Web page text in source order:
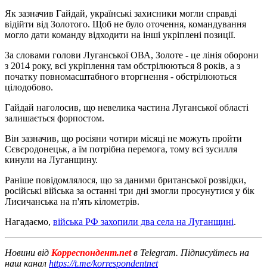
Як зазначив Гайдай, українські захисники могли справді
відійти від Золотого. Щоб не було оточення, командування
могло дати команду відходити на інші укріплені позиції.
За словами голови Луганської ОВА, Золоте - це лінія оборони
з 2014 року, всі укріплення там обстрілюються 8 років, а з
початку повномасштабного вторгнення - обстрілюються
цілодобово.
Гайдай наголосив, що невелика частина Луганської області
залишається форпостом.
Він зазначив, що росіяни чотири місяці не можуть пройти
Сєвєродонецьк, а їм потрібна перемога, тому всі зусилля
кинули на Луганщину.
Раніше повідомлялося, що за даними британської розвідки,
російські війська за останні три дні змогли просунутися у бік
Лисичанська на п'ять кілометрів.
Нагадаємо, війська РФ захопили два села на Луганщині.
Новини від Корреспондент.netв Telegram. Підписуйтесь на
наш канал https://t.me/korrespondentnet